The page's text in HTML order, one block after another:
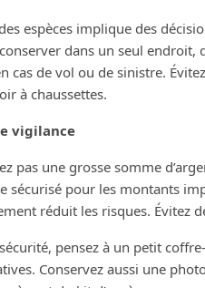
espèces implique des
dans un seul endroit,
cas de vol ou de sinistre.
à chaussettes.
vigilance
pas une grosse somme
sécurisé pour les montants
réduit les risques. Évitez
pensez à un petit
Conservez aussi une